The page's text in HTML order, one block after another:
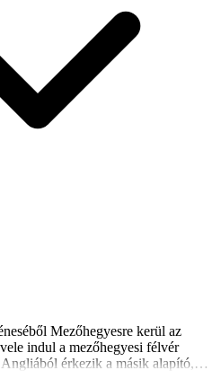
Mezőhegyesre kerül az
indul a mezőhegyesi félvér
érkezik a másik alapító,